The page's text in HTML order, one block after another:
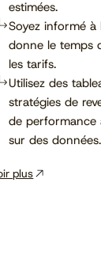
estimées.
Soyez informé à
donne le temps
les tarifs.
Utilisez des
stratégies de
de performance
sur des données.
plus